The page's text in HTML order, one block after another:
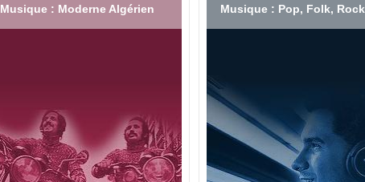
Musique : Moderne Algérien Musique : Pop, Folk, Rock